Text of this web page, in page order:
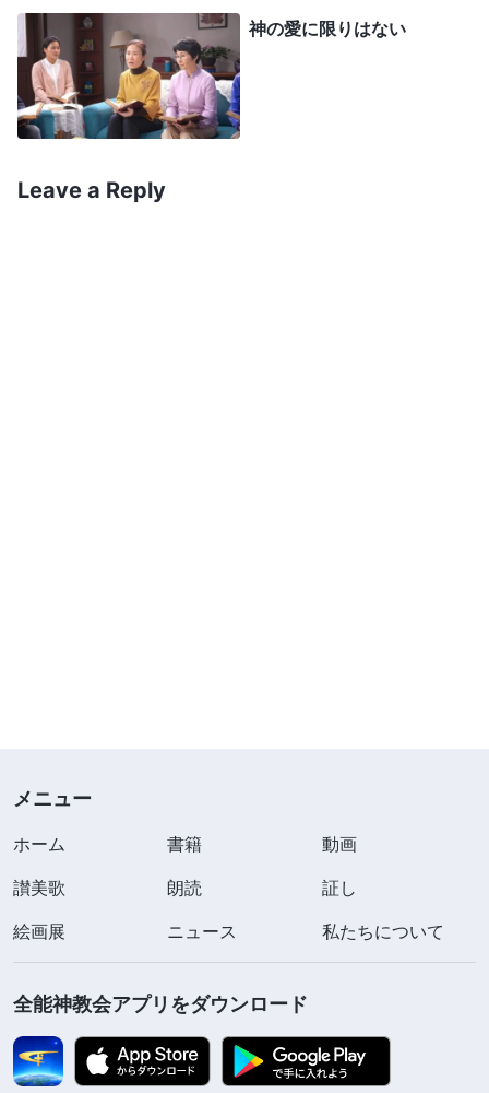
かっていない方の手を椅子の上に置いて、手の甲に
青黒いあざが出来るまで靴で殴りました。その間、
もう１人の警官が革靴で私の足を踏みつけ、私のつ
ま先を潰すように靴を転がしました。そのとき私
ない痛みを感じました。その後、６、７人の警官が
な人を騙し、公の秩序を乱している……」こうして
刑務官に騙された他の囚人たちは、私への対処は甘
を揃えて言いました。私はそれを聞いて猛烈に腹が
立ちましたが、できることは何もありません。私の
虐行為を引き起こしただけでした。拘置所では、刑
務官が囚人たちに毎日規則を暗唱させていました。
神の愛に限りはない
Leave a Reply
メニュー
ホーム 書籍
動画
讃美歌
朗読
証し
絵画展
ニュース 私たちについて
全能神教会アプリをダウンロード